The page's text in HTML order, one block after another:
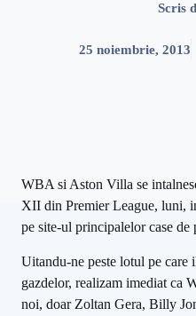
Scris
25 noiembrie, 2013
WBA si Aston Villa se
XII din Premier League, luni,
pe site-ul principalelor case de
Uitandu-ne peste lotul pe care
gazdelor, realizam imediat ca
noi, doar Zoltan Gera, Billy